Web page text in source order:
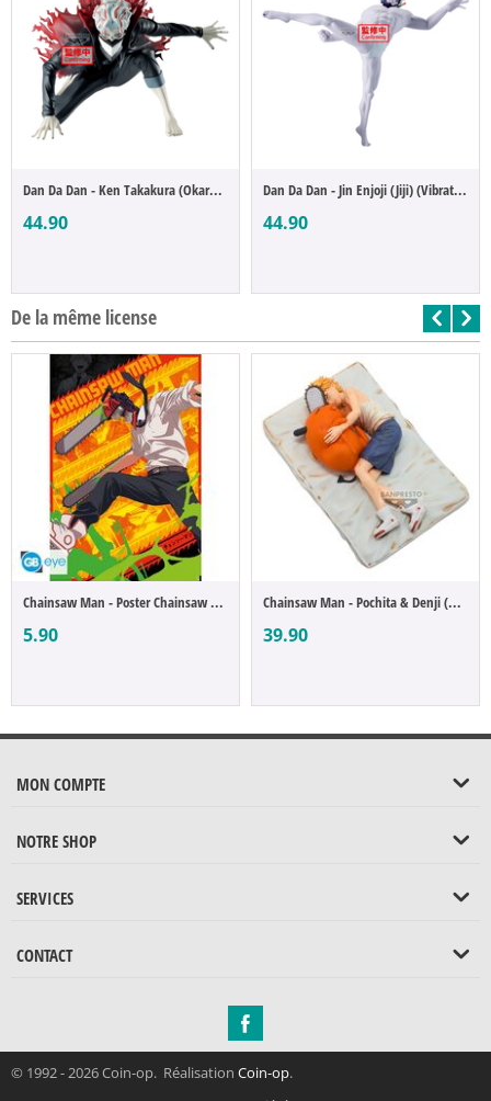
Dan Da Dan - Ken Takakura (Okarun) (Vibra...
44.90
Dan Da Dan - Jin Enjoji (Jiji) (Vibration...
44.90
De la même license
Chainsaw Man - Poster Chainsaw Man
5.90
Chainsaw Man - Pochita & Denji (Break Tim...
39.90
MON COMPTE
NOTRE SHOP
SERVICES
CONTACT
© 1992 - 2026 Coin-op. Réalisation Coin-op.